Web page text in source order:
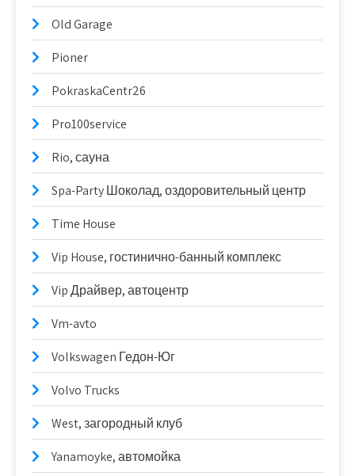
Old Garage
Pioner
PokraskaCentr26
Pro100service
Rio, сауна
Spa-Party Шоколад, оздоровительный центр
Time House
Vip House, гостинично-банный комплекс
Vip Драйвер, автоцентр
Vm-avto
Volkswagen Гедон-Юг
Volvo Trucks
West, загородный клуб
Yanamoyke, автомойка